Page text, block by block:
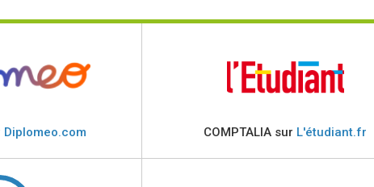
Diplomeo.com COMPTALIA sur L'étudiant.fr